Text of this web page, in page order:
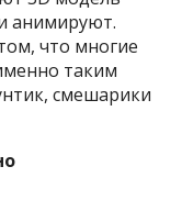
анимируют.
что многие
таким
смешарики